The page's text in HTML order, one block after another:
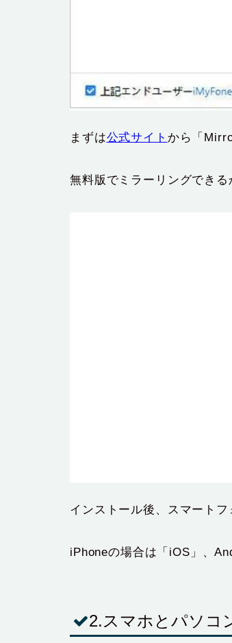
まずは公式サイト から「
無料版でミラーリングでき
インストール後、スマート
iPhoneの場合は「iOS」、
2.スマホとパソコ